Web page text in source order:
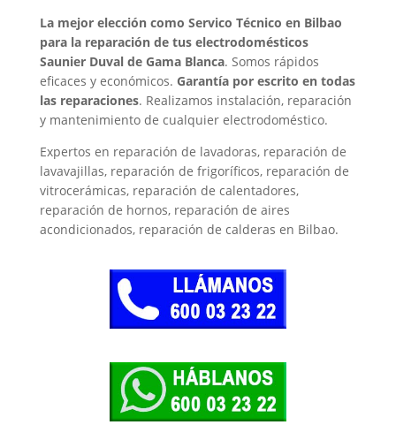
La mejor elección como Servico Técnico en Bilbao
para la reparación de tus electrodomésticos
Saunier Duval de Gama Blanca. Somos rápidos
eficaces y económicos. Garantía por escrito en todas
las reparaciones. Realizamos instalación, reparación
y mantenimiento de cualquier electrodoméstico.
Expertos en reparación de lavadoras, reparación de
lavavajillas, reparación de frigoríficos, reparación de
vitrocerámicas, reparación de calentadores,
reparación de hornos, reparación de aires
acondicionados, reparación de calderas en Bilbao.